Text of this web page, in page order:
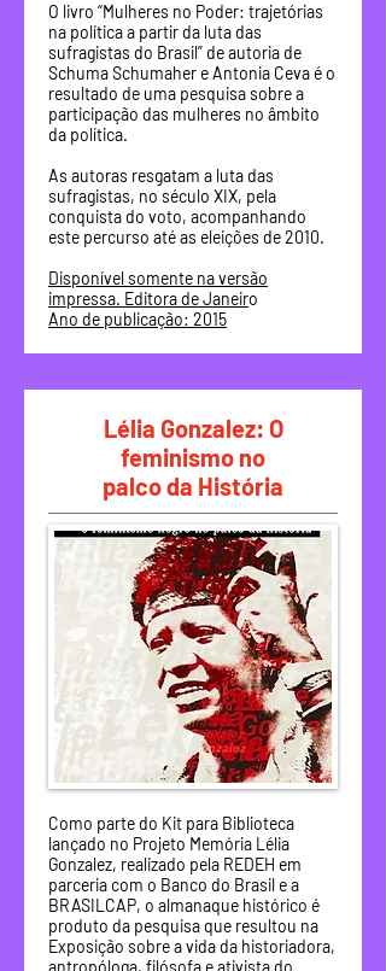
O livro “Mulheres no Poder: trajetórias
na política a partir da luta das
sufragistas do Brasil” de autoria de
Schuma Schumaher e Antonia Ceva é o
resultado de uma pesquisa sobre a
participação das mulheres no âmbito
da política.
As autoras resgatam a luta das
sufragistas, no século XIX, pela
conquista do voto, acompanhando
este percurso até as eleições de 2010.
Disponível somente na versão
impressa. Editora de Janeiro
Ano de publicação: 2015
Lélia Gonzalez: O
feminismo no
palco da História
Como parte do Kit para Biblioteca
lançado no Projeto Memória Lélia
Gonzalez, realizado pela REDEH em
parceria com o Banco do Brasil e a
BRASILCAP, o almanaque histórico é
produto da pesquisa que resultou na
Exposição sobre a vida da historiadora,
antropóloga, filósofa e ativista do